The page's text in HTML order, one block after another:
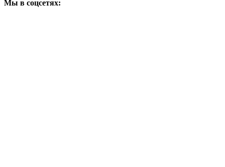
Мы в соцсетях: